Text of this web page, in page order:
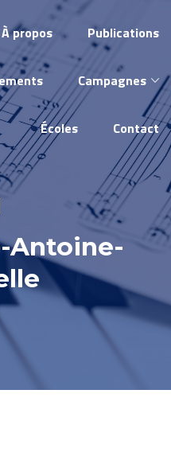
À propos Publications
Campagnes
Écoles Contact
Antoine-